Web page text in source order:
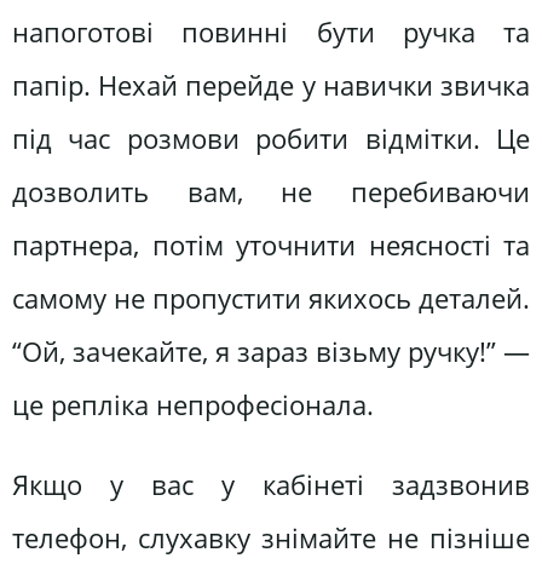
напоготові повинні бути ручка та
папір. Нехай перейде у навички звичка
під час розмови робити відмітки. Це
дозволить вам, не перебиваючи
партнера, потім уточнити неясності та
самому не пропустити якихось деталей.
“Ой, зачекайте, я зараз візьму ручку!” —
це репліка непрофесіонала.
Якщо у вас у кабінеті задзвонив
телефон, слухавку знімайте не пізніше